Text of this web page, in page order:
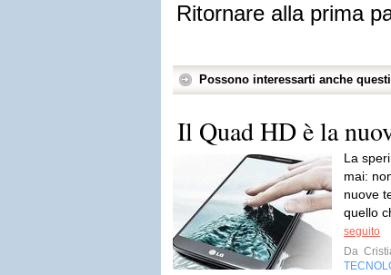
Ritornare alla prima
Possono interessarti anche
Il Quad HD è la
La
mai:
nuove
quello
seguito
Da